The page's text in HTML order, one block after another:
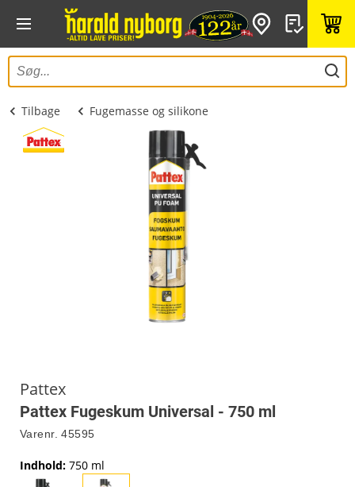
Tilbage Fugemasse og silikone
Pattex
Pattex Fugeskum Universal - 750 ml
Varenr. 45595
Indhold: 750 ml